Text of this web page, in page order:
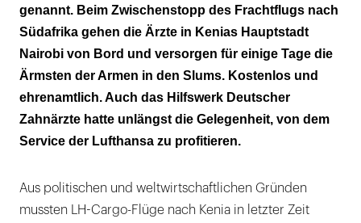
Aids-Waisen helfen
genannt. Beim Zwischenstopp des Frachtflugs nach
Südafrika gehen die Ärzte in Kenias Hauptstadt
Nairobi von Bord und versorgen für einige Tage die
Ärmsten der Armen in den Slums. Kostenlos und
ehrenamtlich. Auch das Hilfswerk Deutscher
Zahnärzte hatte unlängst die Gelegenheit, von dem
Service der Lufthansa zu profitieren.
Aus politischen und weltwirtschaftlichen Gründen
mussten LH-Cargo-Flüge nach Kenia in letzter Zeit